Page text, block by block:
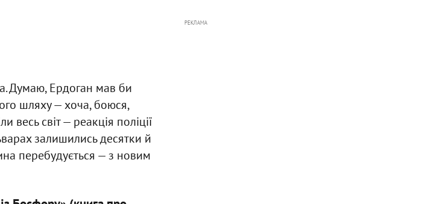
Думаю, Ердоган мав би
шляху — хоча, боюся,
світ — реакція поліції
залишились десятки й
перебудується — з новим
РЕКЛАМА